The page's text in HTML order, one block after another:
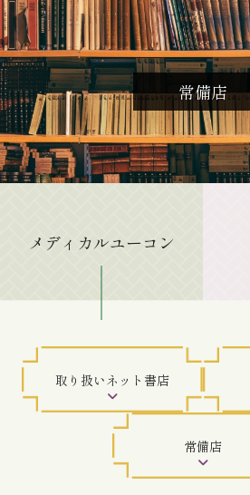
常備店
メディカルユーコン
取り扱いネット書店
常備店